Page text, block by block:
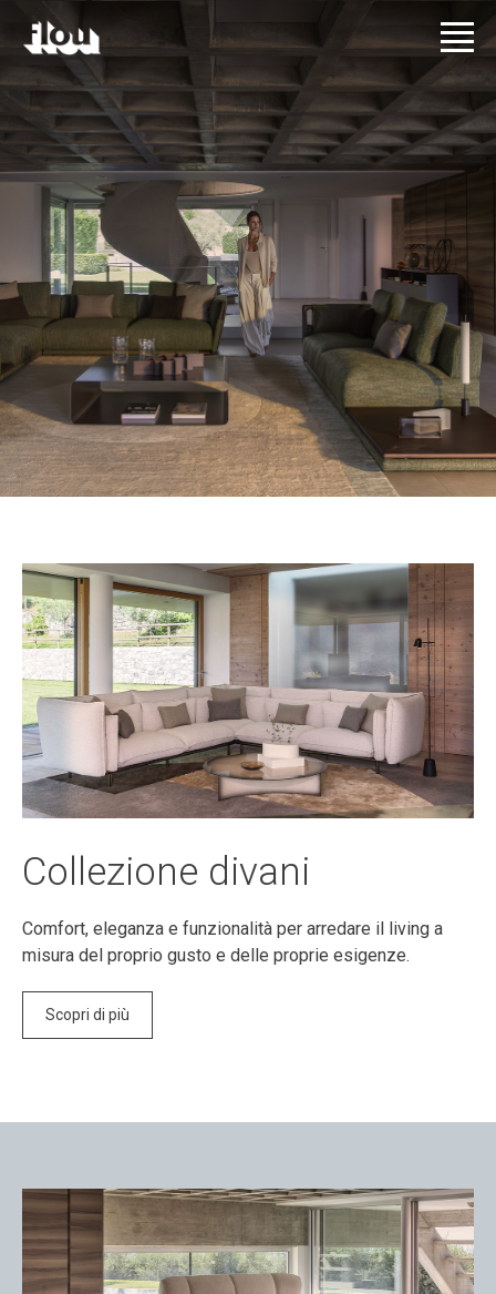
Collezione divani
Comfort, eleganza e funzionalità per arredare il living a
misura del proprio gusto e delle proprie esigenze.
Scopri di più